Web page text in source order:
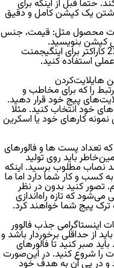
حتما قبل از اینکه برای
یک کپشن کامل و دقیق
محصول مثل: قیمت، جنس
کپشن بنویسید.
پس تا جایی که ممکن است از حداکثر 2200 کاراکتر برای اینگیجمنت
استفاده کنید.
هایلایت‌کردن
را که برای مخاطب و
پیج خود قرار دهید.
خود انتخاب کنید. مثلا
کارهای خود یا اسکرین
تعداد پست ها و فالورهای
باید روی تولید
نصاب مطلوب برسید. اینکه
کسب و کار شما دارد اما ما
تصور کنید بدون در نظر
که تازه راه‌اندازی
ترک پیج شما خواهند کرد.
اینستاگرامی جذب فالوور
از حداقلی برخوردار باشد و
صبر کنید تا فالورهای
را شروع کنید. در این‌صورت
و در پی آن به هدف خود